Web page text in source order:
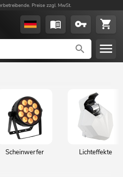
Preise zzgl. MwSt.
Scheinwerfer Lichteffekte